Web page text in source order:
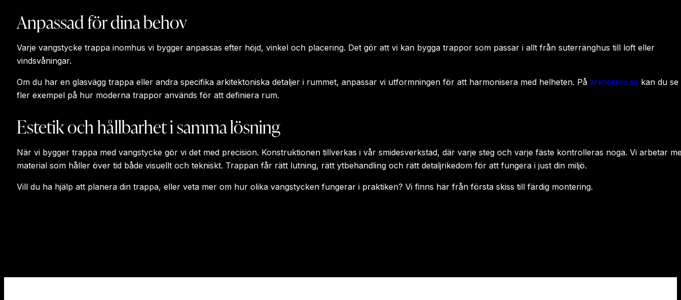
Anpassad för dina behov
Varje vangstycke trappa inomhus vi bygger anpassas efter höjd, vinkel och placering. Det gör att vi kan bygga trappor som passar i allt från suterränghus till loft eller
vindsvåningar.
Om du har en glasvägg trappa eller andra specifika arkitektoniska detaljer i rummet, anpassar vi utformningen för att harmonisera med helheten. På arkitekten.se kan du se
fler exempel på hur moderna trappor används för att definiera rum.
Estetik och hållbarhet i samma lösning
När vi bygger trappa med vangstycke gör vi det med precision. Konstruktionen tillverkas i vår smidesverkstad, där varje steg och varje fäste kontrolleras noga. Vi arbetar
material som håller över tid både visuellt och tekniskt. Trappan får rätt lutning, rätt ytbehandling och rätt detaljrikedom för att fungera i just din miljö.
Vill du ha hjälp att planera din trappa, eller veta mer om hur olika vangstycken fungerar i praktiken? Vi finns här från första skiss till färdig montering.